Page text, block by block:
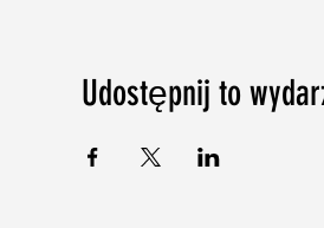
Udostępnij to